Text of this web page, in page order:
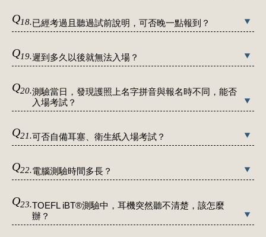
Q18.已經考過且聽過試前說明，可否晚一點報到？
Q19.遲到多久以後就無法入場？
Q20.測驗當日，發現護照上名字拼音與報名時不同，能否
入場考試？
Q21.可否自備耳塞、衛生紙入場考試？
Q22.電腦測驗時間多長？
Q23.TOEFL iBT®測驗中，耳機突然聽不清楚，該怎麼
辦？